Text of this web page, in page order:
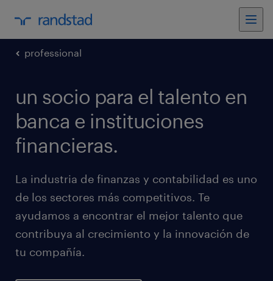
professional
un socio para el talento en
banca e instituciones
financieras.
La industria de finanzas y contabilidad es uno
de los sectores más competitivos. Te
ayudamos a encontrar el mejor talento que
contribuya al crecimiento y la innovación de
tu compañía.